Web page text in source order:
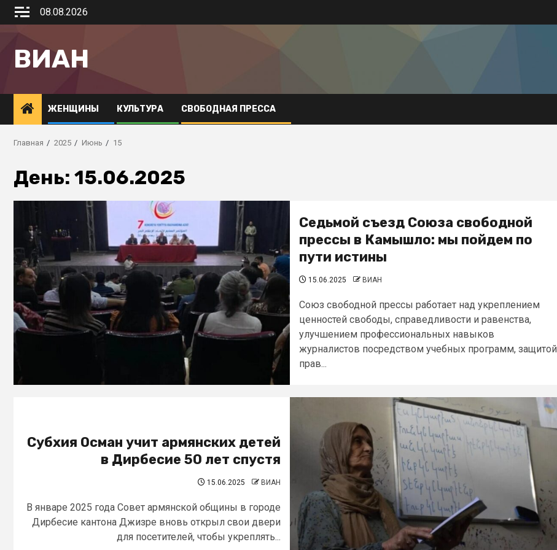
08.08.2026
ВИАН
ЖЕНЩИНЫ КУЛЬТУРА СВОБОДНАЯ ПРЕССА
Главная 2025 Июнь 15
День: 15.06.2025
Седьмой съезд Союза свободной
прессы в Камышло: мы пойдем по
пути истины
15.06.2025 ВИАН
Союз свободной прессы работает над укреплением
ценностей свободы, справедливости и равенства,
улучшением профессиональных навыков
журналистов посредством учебных программ, защитой
прав...
Субхия Осман учит армянских детей
в Дирбесие 50 лет спустя
15.06.2025 ВИАН
В январе 2025 года Совет армянской общины в городе
Дирбесие кантона Джизре вновь открыл свои двери
для посетителей, чтобы укреплять...